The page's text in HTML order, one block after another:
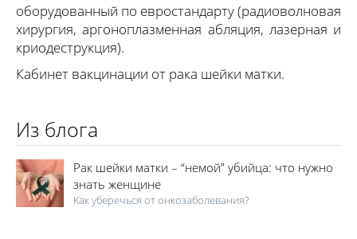
оборудованный по евростандарту (радиоволновая
хирургия, аргоноплазменная абляция, лазерная и
криодеструкция).
Кабинет вакцинации от рака шейки матки.
Из блога
Рак шейки матки – “немой” убийца: что нужно
знать женщине
Как уберечься от онкозаболевания?